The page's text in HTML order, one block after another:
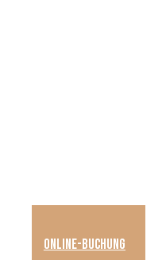
Online-Buchung